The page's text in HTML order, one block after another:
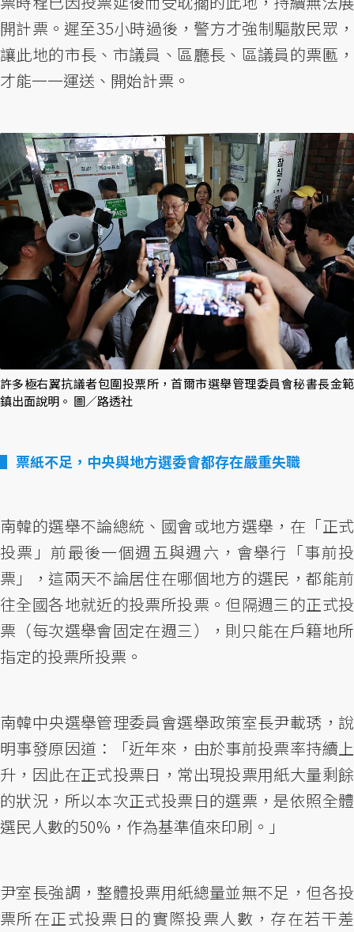
開計票。遲至35小時過後，警方才強制驅散民眾，
讓此地的市長、市議員、區廳長、區議員的票匭，
才能一一運送、開始計票。
許多極右翼抗議者包圍投票所，首爾市選舉管理委員會秘書長金範
鎮出面說明。 圖／路透社
票紙不足，中央與地方選委會都存在嚴重失職
南韓的選舉不論總統、國會或地方選舉，在「正式
投票」前最後一個週五與週六，會舉行「事前投
票」，這兩天不論居住在哪個地方的選民，都能前
往全國各地就近的投票所投票。但隔週三的正式投
票（每次選舉會固定在週三），則只能在戶籍地所
指定的投票所投票。
南韓中央選舉管理委員會選舉政策室長尹載琇，說
明事發原因道：「近年來，由於事前投票率持續上
升，因此在正式投票日，常出現投票用紙大量剩餘
的狀況，所以本次正式投票日的選票，是依照全體
選民人數的50%，作為基準值來印刷。」
尹室長強調，整體投票用紙總量並無不足，但各投
票所在正式投票日的實際投票人數，存在若干差